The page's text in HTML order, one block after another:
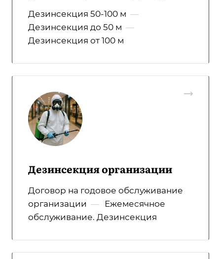
Дезинсекция 50-100 м —
Дезинсекция до 50 м —
Дезинсекция от 100 м
Дезинсекция организации
Договор на годовое обслуживание
организации —
Ежемесячное
обслуживание. Дезинсекция